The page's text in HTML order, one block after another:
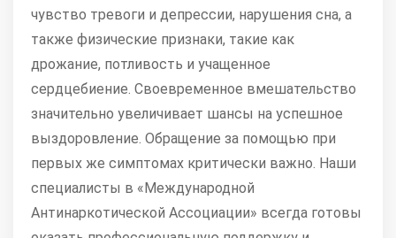
чувство тревоги и депрессии, нарушения сна, а
также физические признаки, такие как
дрожание, потливость и учащенное
сердцебиение. Своевременное вмешательство
значительно увеличивает шансы на успешное
выздоровление. Обращение за помощью при
первых же симптомах критически важно. Наши
специалисты в «Международной
Антинаркотической Ассоциации» всегда готовы